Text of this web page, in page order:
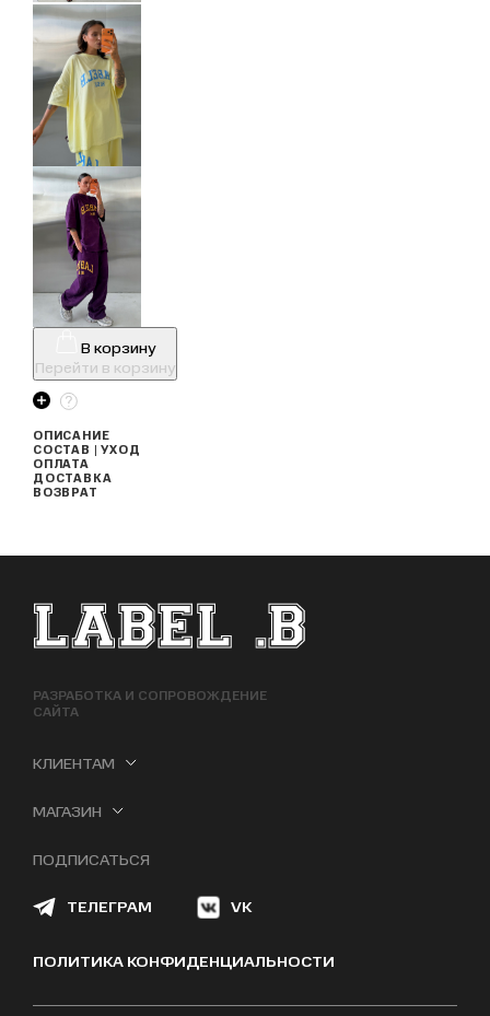
В корзину
Перейти в корзину
ОПИСАНИЕ
СОСТАВ | УХОД
ОПЛАТА
ДОСТАВКА
ВОЗВРАТ
ФУТЕР САЙТА
РАЗРАБОТКА И СОПРОВОЖДЕНИЕ
САЙТА
КЛИЕНТАМ
МАГАЗИН
ПОДПИСАТЬСЯ
ТЕЛЕГРАМ VK
ПОЛИТИКА КОНФИДЕНЦИАЛЬНОСТИ